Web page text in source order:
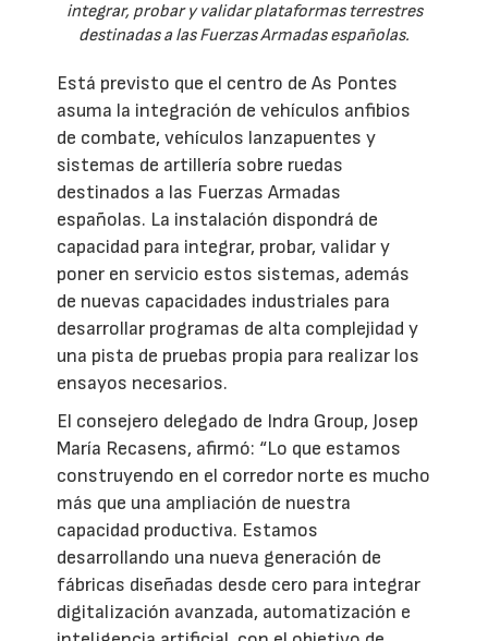
integrar, probar y validar plataformas terrestres
destinadas a las Fuerzas Armadas españolas.
Está previsto que el centro de As Pontes
asuma la integración de vehículos anfibios
de combate, vehículos lanzapuentes y
sistemas de artillería sobre ruedas
destinados a las Fuerzas Armadas
españolas. La instalación dispondrá de
capacidad para integrar, probar, validar y
poner en servicio estos sistemas, además
de nuevas capacidades industriales para
desarrollar programas de alta complejidad y
una pista de pruebas propia para realizar los
ensayos necesarios.
El consejero delegado de Indra Group, Josep
María Recasens, afirmó: “Lo que estamos
construyendo en el corredor norte es mucho
más que una ampliación de nuestra
capacidad productiva. Estamos
desarrollando una nueva generación de
fábricas diseñadas desde cero para integrar
digitalización avanzada, automatización e